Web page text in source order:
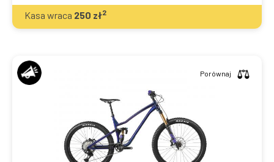
Kasa wraca 250 zł2
Porównaj